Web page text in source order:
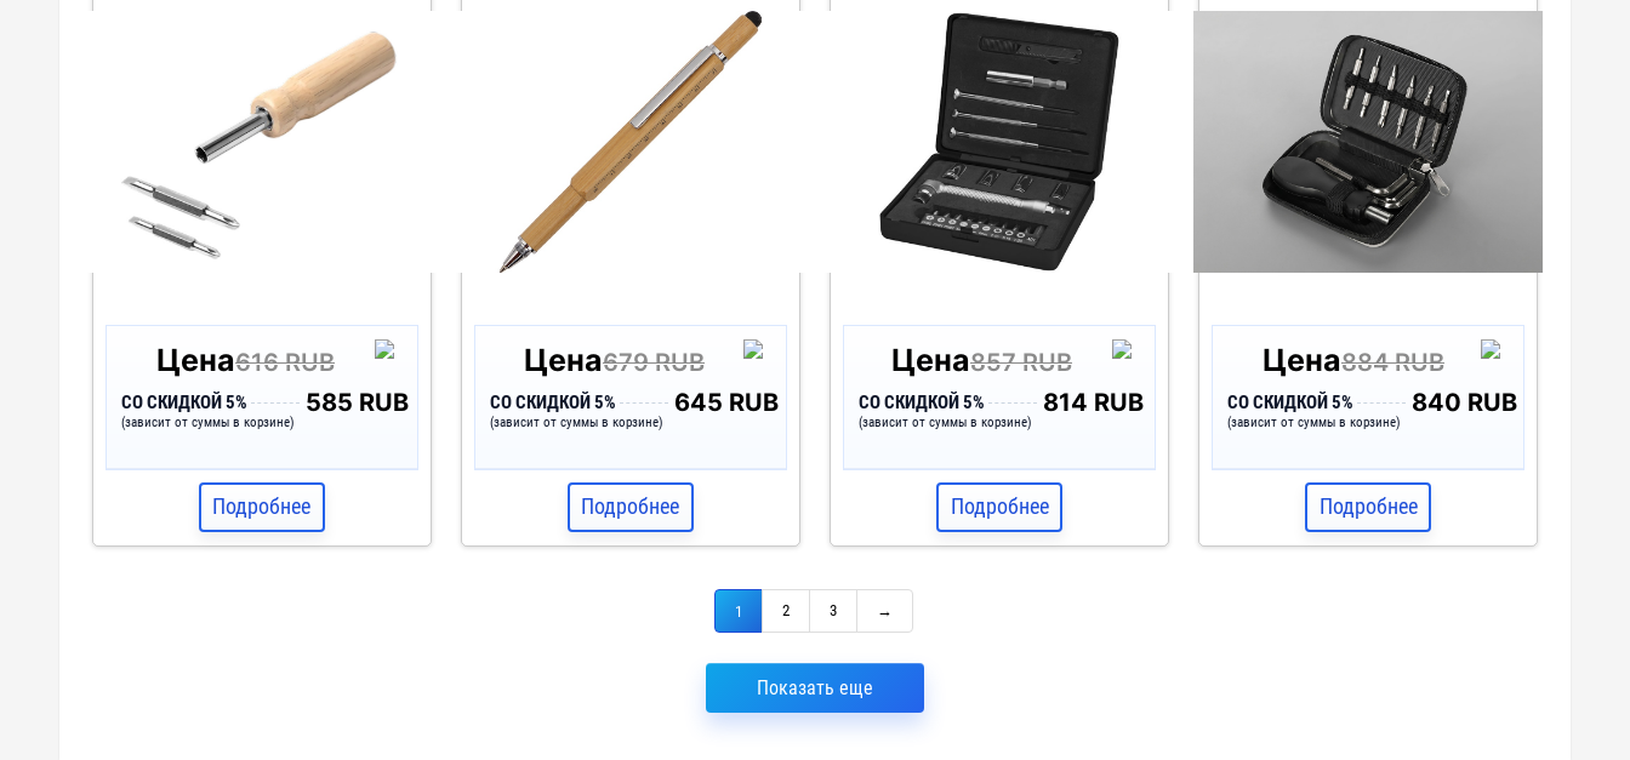
Цена616 RUB
СО СКИДКОЙ 5%
(зависит от суммы в корзине)
585 RUB
Подробнее
Цена679 RUB
СО СКИДКОЙ 5%
(зависит от суммы в корзине)
645 RUB
Подробнее
Цена857 RUB
СО СКИДКОЙ 5%
(зависит от суммы в корзине)
814 RUB
Подробнее
Цена884 RUB
СО СКИДКОЙ 5%
(зависит от суммы в корзине)
840 RUB
Подробнее
1 2 3 →
Показать еще